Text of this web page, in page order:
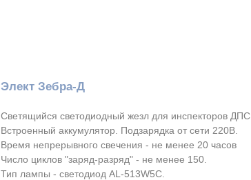
Элект Зебра-Д
Светящийся светодиодный жезл для инспекторов ДПС.
Встроенный аккумулятор. Подзарядка от сети 220В.
Время непрерывного свечения - не менее 20 часов
Число циклов "заряд-разряд" - не менее 150.
Тип лампы - светодиод AL-513W5C.